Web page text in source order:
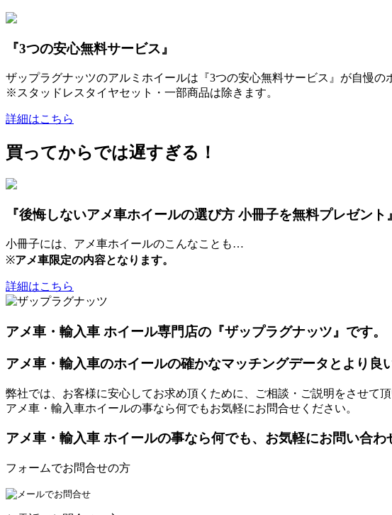
『3つの安心無料サービス』
ザップラグナッツのアルミホイールは『3つの安心無料サービス』が自慢の
※スタッドレスタイヤセット・一部商品は除きます。
詳細はこちら
買ってからでは遅すぎる！
『後悔しないアメ車ホイールの選び方 小冊子を無料プレゼント』
小冊子には、アメ車ホイールのこんなことも…
※アメ車限定の内容となります。
詳細はこちら
アメ車・輸入車 ホイール専門店の『ザップラグナッツ』です。
アメ車・輸入車のホイールの確かなマッチングデータとより良
弊社では、お客様に安心してお求め頂くために、ご相談・ご説明をさせて
アメ車・輸入車ホイールの事なら何でもお気軽にお問合せください。
アメ車・輸入車 ホイールの事なら何でも、お気軽にお問い合わ
フォームでお問合せの方